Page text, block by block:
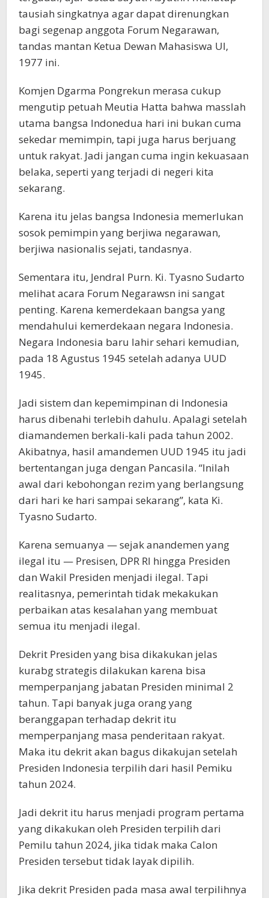
tausiah singkatnya agar dapat direnungkan
bagi segenap anggota Forum Negarawan,
tandas mantan Ketua Dewan Mahasiswa UI,
1977 ini.
Komjen Dgarma Pongrekun merasa cukup
mengutip petuah Meutia Hatta bahwa masslah
utama bangsa Indonedua hari ini bukan cuma
sekedar memimpin, tapi juga harus berjuang
untuk rakyat. Jadi jangan cuma ingin kekuasaan
belaka, seperti yang terjadi di negeri kita
sekarang.
Karena itu jelas bangsa Indonesia memerlukan
sosok pemimpin yang berjiwa negarawan,
berjiwa nasionalis sejati, tandasnya.
Sementara itu, Jendral Purn. Ki. Tyasno Sudarto
melihat acara Forum Negarawsn ini sangat
penting. Karena kemerdekaan bangsa yang
mendahului kemerdekaan negara Indonesia.
Negara Indonesia baru lahir sehari kemudian,
pada 18 Agustus 1945 setelah adanya UUD
1945.
Jadi sistem dan kepemimpinan di Indonesia
harus dibenahi terlebih dahulu. Apalagi setelah
diamandemen berkali-kali pada tahun 2002.
Akibatnya, hasil amandemen UUD 1945 itu jadi
bertentangan juga dengan Pancasila. “Inilah
awal dari kebohongan rezim yang berlangsung
dari hari ke hari sampai sekarang”, kata Ki.
Tyasno Sudarto.
Karena semuanya — sejak anandemen yang
ilegal itu — Presisen, DPR RI hingga Presiden
dan Wakil Presiden menjadi ilegal. Tapi
realitasnya, pemerintah tidak mekakukan
perbaikan atas kesalahan yang membuat
semua itu menjadi ilegal.
Dekrit Presiden yang bisa dikakukan jelas
kurabg strategis dilakukan karena bisa
memperpanjang jabatan Presiden minimal 2
tahun. Tapi banyak juga orang yang
beranggapan terhadap dekrit itu
memperpanjang masa penderitaan rakyat.
Maka itu dekrit akan bagus dikakujan setelah
Presiden Indonesia terpilih dari hasil Pemiku
tahun 2024.
Jadi dekrit itu harus menjadi program pertama
yang dikakukan oleh Presiden terpilih dari
Pemilu tahun 2024, jika tidak maka Calon
Presiden tersebut tidak layak dipilih.
Jika dekrit Presiden pada masa awal terpilihnya